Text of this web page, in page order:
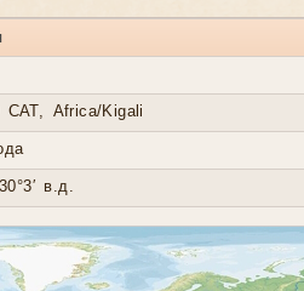
CAT, Africa/Kigali
в.д.